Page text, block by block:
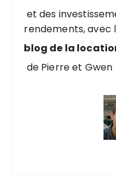
:
et des
rendements, avec
blog de la
de Pierre et Gwen